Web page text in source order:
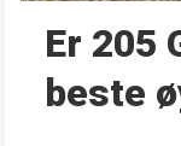
Er 205
beste